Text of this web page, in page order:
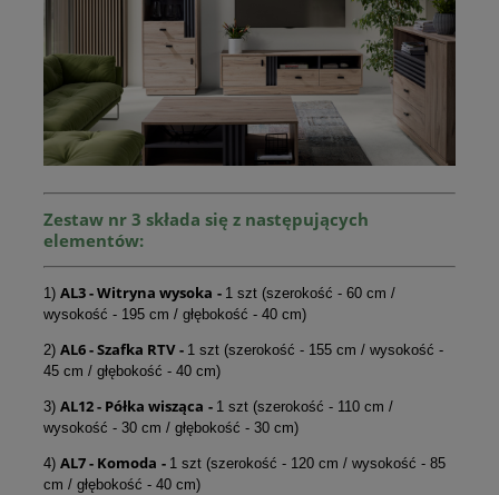
Zestaw nr 3 składa się z następujących
elementów:
1) AL3 - Witryna wysoka - 1 szt (szerokość - 60 cm /
wysokość - 195 cm / głębokość - 40 cm)
2) AL6 - Szafka RTV - 1 szt (szerokość - 155 cm / wysokość -
45 cm / głębokość - 40 cm)
3) AL12 - Półka wisząca - 1 szt (szerokość - 110 cm /
wysokość - 30 cm / głębokość - 30 cm)
4) AL7 - Komoda - 1 szt (szerokość - 120 cm / wysokość - 85
cm / głębokość - 40 cm)